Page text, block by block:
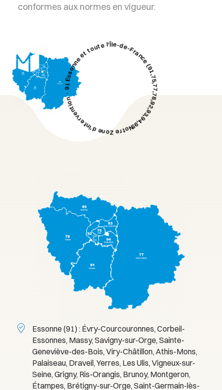
conformes aux normes en vigueur.
Notre Zone d’intervention · 91 Essonne et toute l’Île-de-France (91,75,77,78,92,93,94,95)
Essonne (91) : Évry-Courcouronnes, Corbeil-
Essonnes, Massy, Savigny-sur-Orge, Sainte-
Geneviève-des-Bois, Viry-Châtillon, Athis-Mons,
Palaiseau, Draveil, Yerres, Les Ulis, Vigneux-sur-
Seine, Grigny, Ris-Orangis, Brunoy, Montgeron,
Étampes, Brétigny-sur-Orge, Saint-Germain-lès-